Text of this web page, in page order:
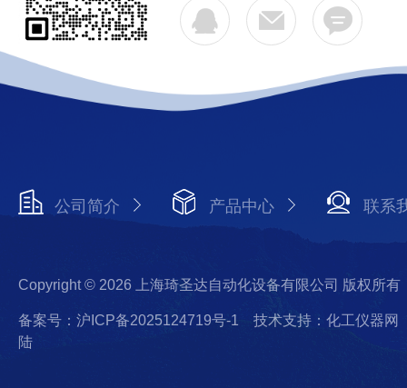
公司简介 产品中心 联系
Copyright © 2026 上海琦圣达自动化设备有限公司 版权所有
备案号：沪ICP备2025124719号-1
技术支持：化工仪器网
陆